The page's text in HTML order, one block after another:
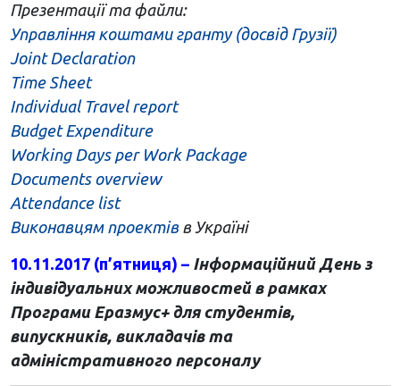
Презентації та файли:
Управління коштами гранту (досвід Грузії)
Joint Declaration
Time Sheet
Individual Travel report
Budget Expenditure
Working Days per Work Package
Documents overview
Attendance list
Виконавцям проектівв Україні
10.11.2017 (п’ятниця) – Інформаційний День з
індивідуальних можливостей в рамках
Програми Еразмус+ для студентів,
випускників, викладачів та
адміністративного персоналу